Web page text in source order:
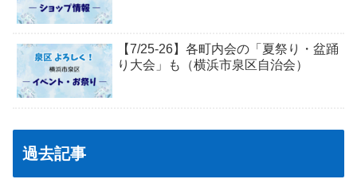
【7/25-26】各町内会の「夏祭り・盆踊
り大会」も（横浜市泉区自治会）
過去記事